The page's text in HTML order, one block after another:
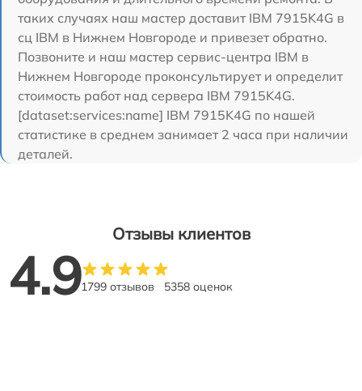
таких случаях наш мастер доставит IBM 7915K4G в
сц IBM в Нижнем Новгороде и привезет обратно.
Позвоните и наш мастер сервис-центра IBM в
Нижнем Новгороде проконсультирует и определит
стоимость работ над сервера IBM 7915K4G.
[dataset:services:name] IBM 7915K4G по нашей
статистике в среднем занимает 2 часа при наличии
деталей.
Отзывы клиентов
4.91799 отзывов 5358 оценок